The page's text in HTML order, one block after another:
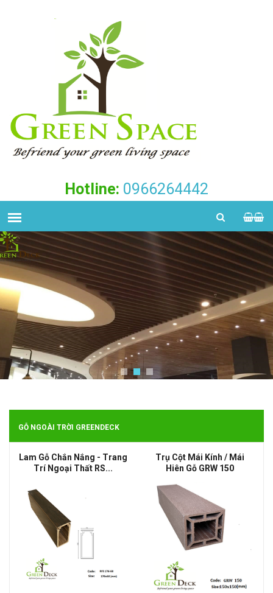
Hotline: 0966264442
GỖ NGOÀI TRỜI GREENDECK
Lam Gỗ Chắn Nắng - Trang
Trí Ngoại Thất RS...
Trụ Cột Mái Kính / Mái
Hiên Gỗ GRW 150